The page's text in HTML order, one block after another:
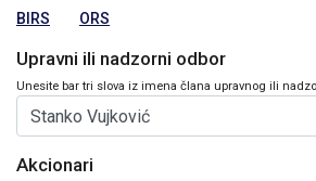
BIRS ORS
Upravni ili nadzorni odbor
Unesite bar tri slova iz imena člana upravnog ili
Akcionari